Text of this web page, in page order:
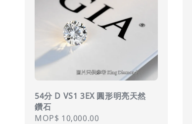
54分 D VS1 3EX 圓形明亮天然
鑽石
Regular
MOP$ 10,000.00